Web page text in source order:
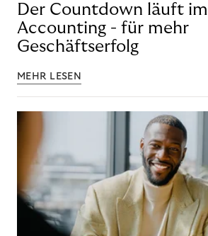
Der Countdown läuft im
Accounting - für mehr
Geschäftserfolg
MEHR LESEN